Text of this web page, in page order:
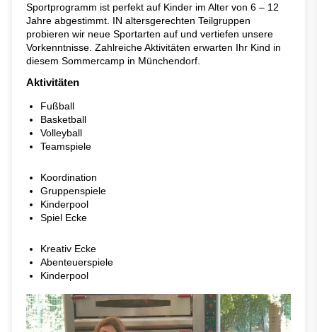
Sportprogramm ist perfekt auf Kinder im Alter von 6 – 12
Jahre abgestimmt. IN altersgerechten Teilgruppen
probieren wir neue Sportarten auf und vertiefen unsere
Vorkenntnisse. Zahlreiche Aktivitäten erwarten Ihr Kind in
diesem Sommercamp in Münchendorf.
Aktivitäten
Fußball
Basketball
Volleyball
Teamspiele
Koordination
Gruppenspiele
Kinderpool
Spiel Ecke
Kreativ Ecke
Abenteuerspiele
Kinderpool